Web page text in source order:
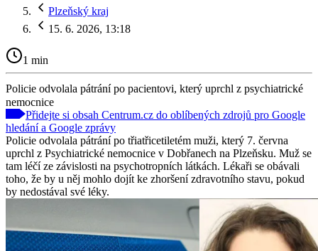
Plzeňský kraj
15. 6. 2026, 13:18
1 min
Policie odvolala pátrání po pacientovi, který uprchl z psychiatrické
nemocnice
Přidejte si obsah Centrum.cz do oblíbených zdrojů pro Google
hledání a Google zprávy
Policie odvolala pátrání po třiatřicetiletém muži, který 7. června
uprchl z Psychiatrické nemocnice v Dobřanech na Plzeňsku. Muž se
tam léčí ze závislosti na psychotropních látkách. Lékaři se obávali
toho, že by u něj mohlo dojít ke zhoršení zdravotního stavu, pokud
by nedostával své léky.